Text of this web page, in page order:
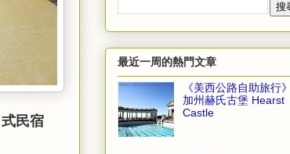
民宿
最近一周的熱門文章
《美西公路自助旅行》
加州赫氏古堡 Hearst
Castle